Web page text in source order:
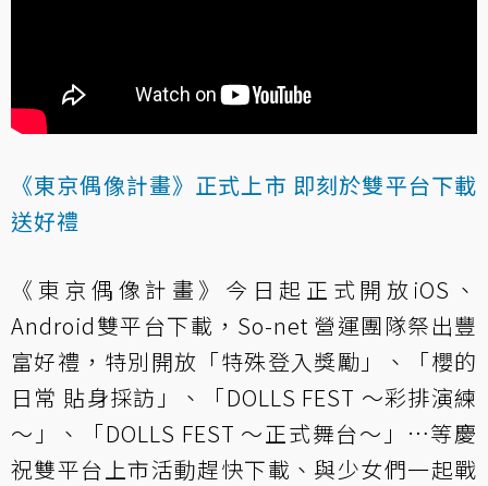
《東京偶像計畫》正式上市 即刻於雙平台下載
送好禮
《東京偶像計畫》今日起正式開放iOS、
Android雙平台下載，So-net 營運團隊祭出豐
富好禮，特別開放「特殊登入獎勵」、「櫻的
日常 貼身採訪」、「DOLLS FEST ～彩排演練
～」、「DOLLS FEST ～正式舞台～」…等慶
祝雙平台上市活動趕快下載、與少女們一起戰